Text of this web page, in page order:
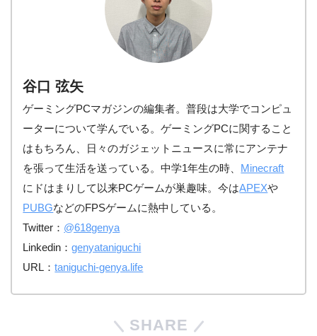
谷口 弦矢
ゲーミングPCマガジンの編集者。普段は大学でコンピュ
ーターについて学んでいる。ゲーミングPCに関すること
はもちろん、日々のガジェットニュースに常にアンテナ
を張って生活を送っている。中学1年生の時、 Minecraft
にドはまりして以来PCゲームが巣趣味。今はAPEXや
PUBGなどのFPSゲームに熱中している。
Twitter： @618genya
Linkedin：genyataniguchi
URL：taniguchi-genya.life
SHARE